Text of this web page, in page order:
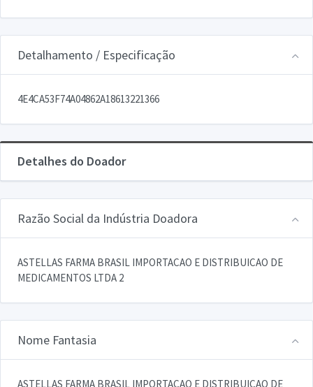
Detalhamento / Especificação
4E4CA53F74A04862A18613221366
Detalhes do Doador
Razão Social da Indústria Doadora
ASTELLAS FARMA BRASIL IMPORTACAO E DISTRIBUICAO DE
MEDICAMENTOS LTDA 2
Nome Fantasia
ASTELLAS FARMA BRASIL IMPORTACAO E DISTRIBUICAO DE